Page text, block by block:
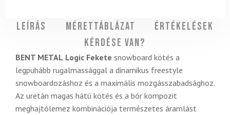
Leírás Mérettáblázat
Értékelések
Kérdése van?
BENT METAL Logic Fekete snowboard kötés a
legpuhább rugalmassággal a dinamikus freestyle
snowboardozáshoz és a maximális mozgásszabadsághoz.
Az uretán magas hátú kötés és a bór kompozit
meghajtólemez kombinációja természetes áramlást